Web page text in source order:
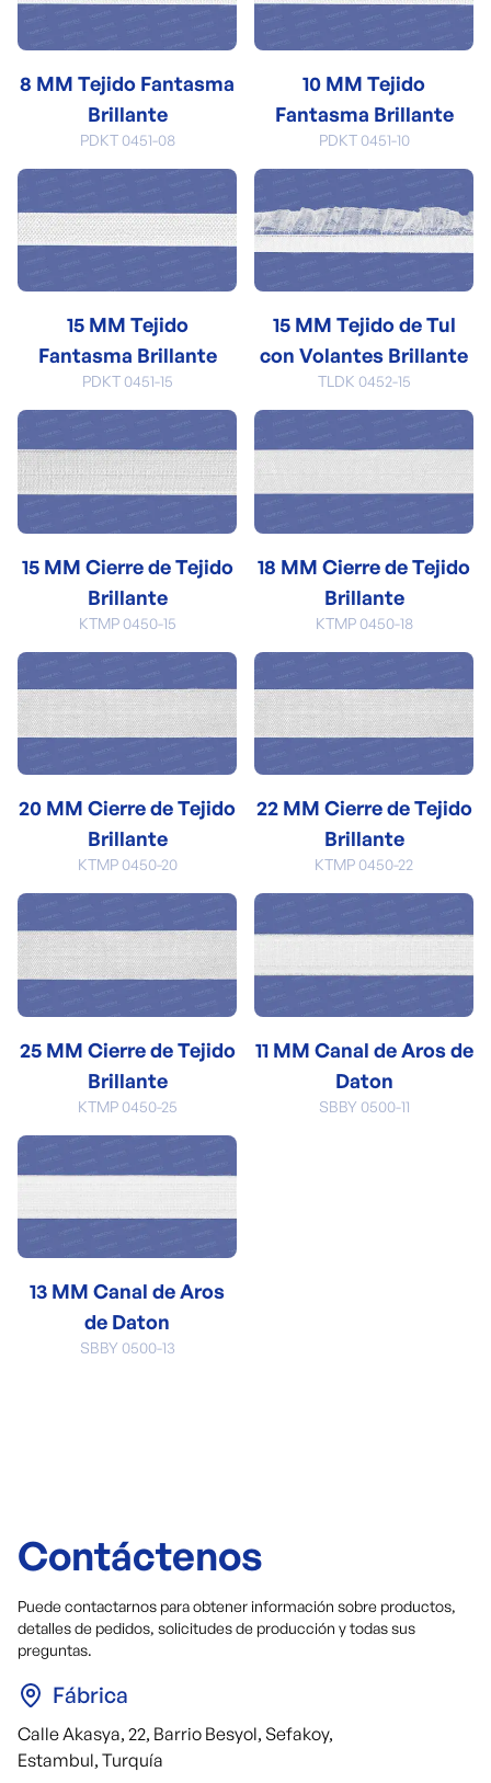
8 MM Tejido Fantasma
Brillante
PDKT 0451-08
10 MM Tejido
Fantasma Brillante
PDKT 0451-10
15 MM Tejido
Fantasma Brillante
PDKT 0451-15
15 MM Tejido de Tul
con Volantes Brillante
TLDK 0452-15
15 MM Cierre de Tejido
Brillante
KTMP 0450-15
18 MM Cierre de Tejido
Brillante
KTMP 0450-18
20 MM Cierre de Tejido
Brillante
KTMP 0450-20
22 MM Cierre de Tejido
Brillante
KTMP 0450-22
25 MM Cierre de Tejido
Brillante
KTMP 0450-25
11 MM Canal de Aros de
Daton
SBBY 0500-11
13 MM Canal de Aros
de Daton
SBBY 0500-13
Contáctenos
Puede contactarnos para obtener información sobre productos,
detalles de pedidos, solicitudes de producción y todas sus
preguntas.
Fábrica
Calle Akasya, 22, Barrio Besyol, Sefakoy,
Estambul, Turquía